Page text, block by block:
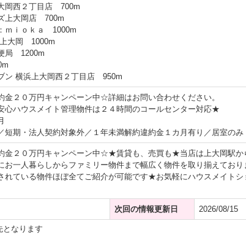
岡西２丁目店 700m
上大岡店 700m
ｍｉｏｋａ 1000m
大岡 1000m
局 1200m
ン 横浜上大岡西２丁目店 950m
２０万円キャンペーン中☆詳細はお問い合わせください。
心ハウスメイト管理物件は２４時間のコールセンター対応★
短期・法人契約対象外／１年未満解約違約金１カ月有り／居室の
金２０万円キャンペーン中☆★賃貸も、売買も★当店は上大岡駅か
お一人暮らしからファミリー物件まで幅広く物件を取り揃えてお
れている物件ほぼ全てご紹介が可能です★お気軽にハウスメイト
次回の情報更新日 2026/08/15
なります